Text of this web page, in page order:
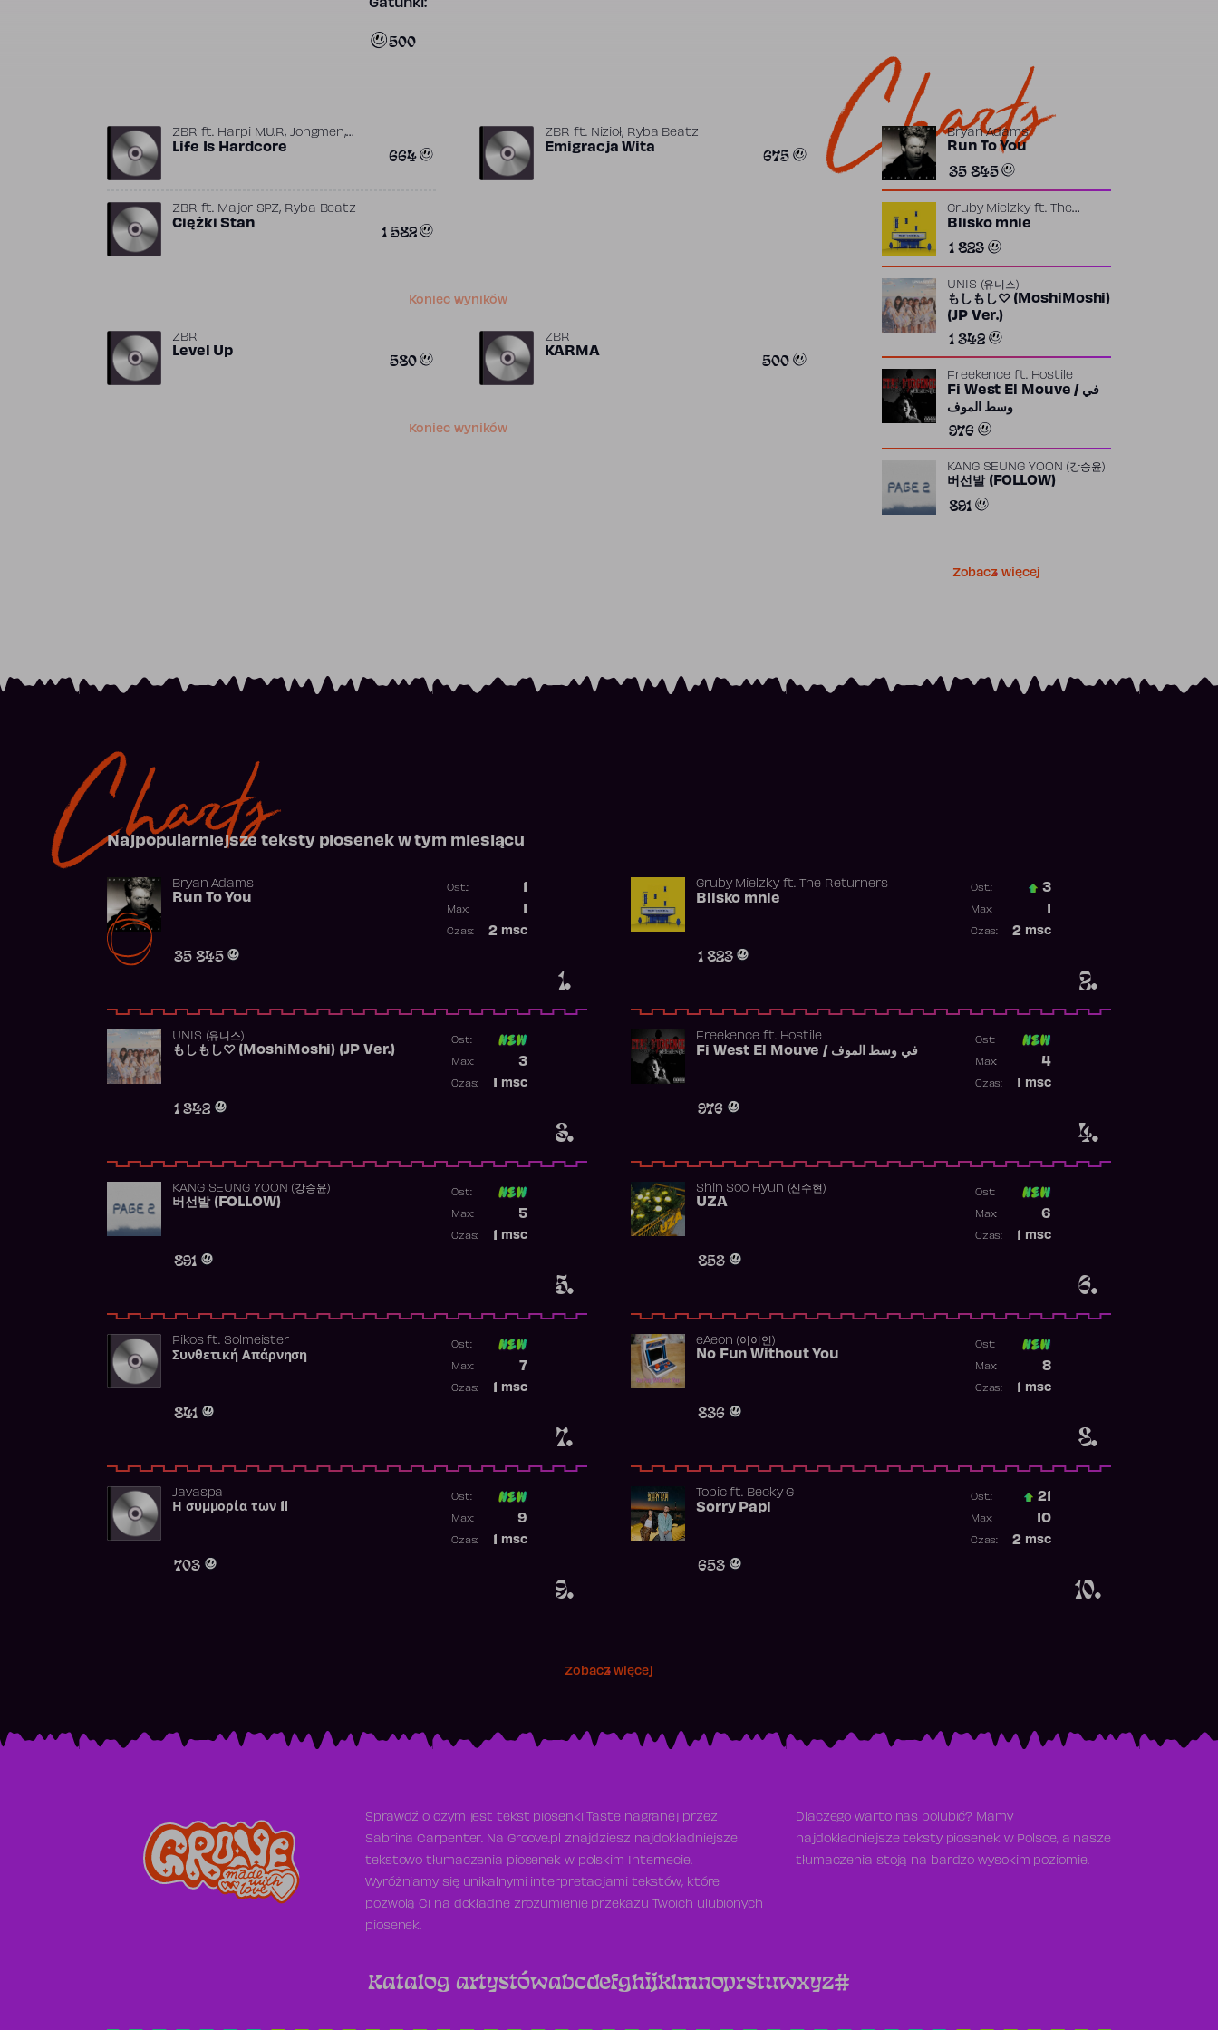
Gatunki:
500
ZBR ft. Harpi M.U.R, Jongmen,
Ryba Beatz
Life Is Hardcore 664
ZBR ft. Nizioł, Ryba Beatz
Emigracja Wita 675
ZBR ft. Major SPZ, Ryba Beatz
Ciężki Stan 1 582
Koniec wyników
ZBR
Level Up 580
ZBR
KARMA 500
Koniec wyników
Charts
Bryan Adams
Run To You
35 845
Gruby Mielzkyft.
The
Returners
Blisko mnie
1 823
UNIS (유니스)
もしもし♡ (MoshiMoshi)
(JP Ver.)
1 342
Freekence ft. Hostile
Fi West El Mouve / في
وسط الموف
976
KANG SEUNG YOON (강승윤)
버선발 (FOLLOW)
891
Zobacz więcej
Charts
Najpopularniejsze teksty piosenek w tym miesiącu
1.
Bryan Adams
Run To You
35 845
Ost.:
Max:
2 msc
Czas:
2.
Gruby Mielzkyft. The Returners
Blisko mnie
1 823
Ost.: 3
Max:
2 msc
Czas:
3.
UNIS (유니스)
もしもし♡ (MoshiMoshi) (JP Ver.)
1 342
Ost:
3
Max:
msc
Czas:
4.
Freekence ft. Hostile
Fi West El Mouve / في وسط الموف
976
Ost:
4
Max:
msc
Czas:
5.
KANG SEUNG YOON (강승윤)
버선발 (FOLLOW)
891
Ost:
5
Max:
msc
Czas:
6.
Shin Soo Hyun (신수현)
UZA
853
Ost:
6
Max:
msc
Czas:
7.
Pikosft. Solmeister
Συνθετική Απάρνηση
841
Ost:
7
Max:
msc
Czas:
8.
​eAeon (이이언)
No Fun Without You
836
Ost:
8
Max:
msc
Czas:
9.
Javaspa
Η συμμορία των 11
703
Ost:
9
Max:
msc
Czas:
10.
Topicft. Becky G
Sorry Papi
653
Ost.: 21
10
Max:
2 msc
Czas:
Zobacz więcej
Sprawdź o czym jest tekst piosenki Taste nagranej przez
Sabrina Carpenter. Na Groove.pl znajdziesz najdokładniejsze
tekstowo tłumaczenia piosenek w polskim Internecie.
Wyróżniamy się unikalnymi interpretacjami tekstów, które
pozwolą Ci na dokładne zrozumienie przekazu Twoich ulubionych
piosenek.
Dlaczego warto nas polubić? Mamy
najdokładniejsze teksty piosenek w Polsce, a nasze
tłumaczenia stoją na bardzo wysokim poziomie.
Katalog artystówabcdefghijklmnoprstuwxyz#